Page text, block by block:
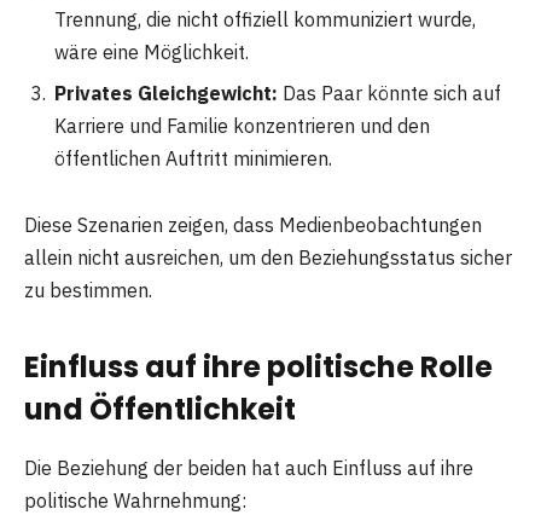
Trennung, die nicht offiziell kommuniziert wurde,
wäre eine Möglichkeit.
Privates Gleichgewicht: Das Paar könnte sich auf
Karriere und Familie konzentrieren und den
öffentlichen Auftritt minimieren.
Diese Szenarien zeigen, dass Medienbeobachtungen
allein nicht ausreichen, um den Beziehungsstatus sicher
zu bestimmen.
Einfluss auf ihre politische Rolle
und Öffentlichkeit
Die Beziehung der beiden hat auch Einfluss auf ihre
politische Wahrnehmung: